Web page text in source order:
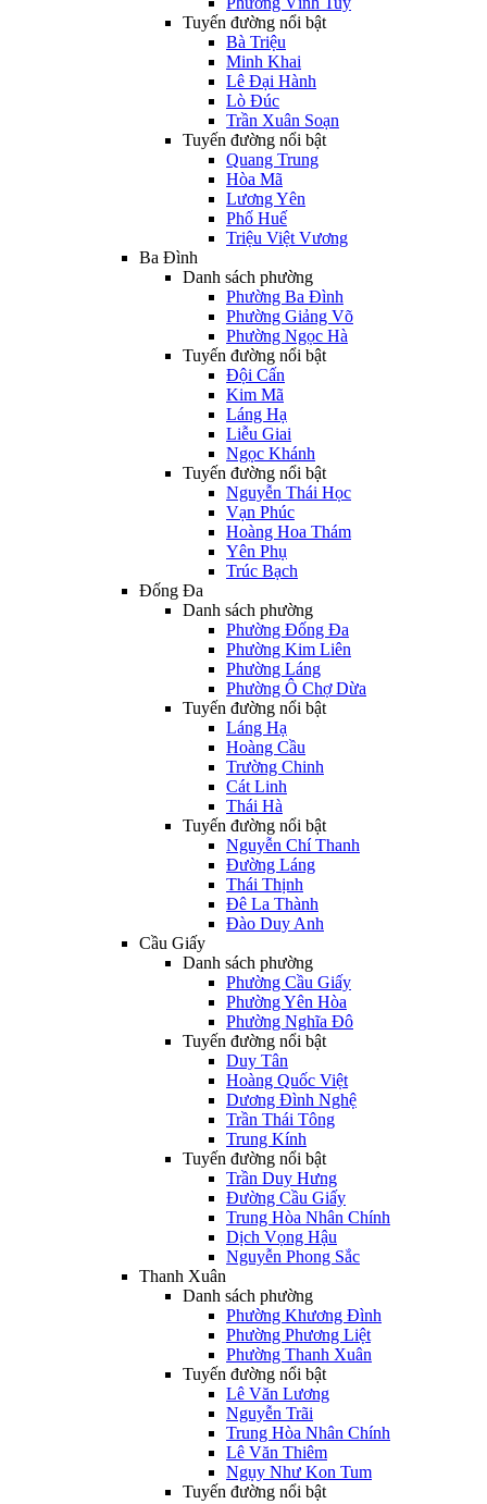
Tuyến đường nổi bật
Bà Triệu
Minh Khai
Lê Đại Hành
Lò Đúc
Trần Xuân Soạn
Tuyến đường nổi bật
Quang Trung
Hòa Mã
Lương Yên
Phố Huế
Triệu Việt Vương
Ba Đình
Danh sách phường
Phường Ba Đình
Phường Giảng Võ
Phường Ngọc Hà
Tuyến đường nổi bật
Đội Cấn
Kim Mã
Láng Hạ
Liễu Giai
Ngọc Khánh
Tuyến đường nổi bật
Nguyễn Thái Học
Vạn Phúc
Hoàng Hoa Thám
Yên Phụ
Trúc Bạch
Đống Đa
Danh sách phường
Phường Đống Đa
Phường Kim Liên
Phường Láng
Phường Ô Chợ Dừa
Tuyến đường nổi bật
Láng Hạ
Hoàng Cầu
Trường Chinh
Cát Linh
Thái Hà
Tuyến đường nổi bật
Nguyễn Chí Thanh
Đường Láng
Thái Thịnh
Đê La Thành
Đào Duy Anh
Cầu Giấy
Danh sách phường
Phường Cầu Giấy
Phường Yên Hòa
Phường Nghĩa Đô
Tuyến đường nổi bật
Duy Tân
Hoàng Quốc Việt
Dương Đình Nghệ
Trần Thái Tông
Trung Kính
Tuyến đường nổi bật
Trần Duy Hưng
Đường Cầu Giấy
Trung Hòa Nhân Chính
Dịch Vọng Hậu
Nguyễn Phong Sắc
Thanh Xuân
Danh sách phường
Phường Khương Đình
Phường Phương Liệt
Phường Thanh Xuân
Tuyến đường nổi bật
Lê Văn Lương
Nguyễn Trãi
Trung Hòa Nhân Chính
Lê Văn Thiêm
Ngụy Như Kon Tum
Tuyến đường nổi bật